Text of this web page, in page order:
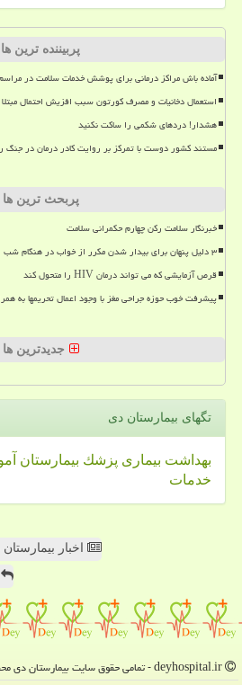
پربیننده ترین ها
آماده باش مراکز درمانی برای پوشش خدمات سلامت در
استعمال دخانیات و مصرف کورتون سبب افزیش احتمال
هشدار! دردهای شکمی را ساکت نکنید
مستند کشور دوست با تمرکز بر روایت کادر درمان در جنگ
پربحث ترین ها
خبرنگار سلامت رکن چهارم حکمرانی سلامت
۳ دلیل پنهان برای بیدار شدن مکرر از خواب در هنگام شب
قرص آزمایشی که می تواند درمان HIV را متحول کند
پیشرفت خوب حوزه جراحی مغز با وجود اعمال تحریمها به
جدیدترین ها
تگهای بیمارستان دی
بهداشت بیماری پزشك بیمارستان
خدمات
اخبار